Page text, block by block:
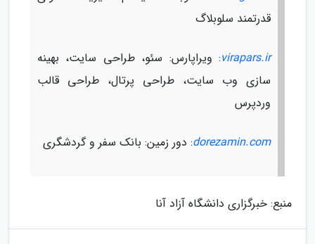
قدرتمند سلوبلاگ
virapars.ir: ویراپارس: سئو، طراحی سایت، بهینه
سازی وب سایت، طراحی پرتال، طراحی قالب
وردپرس
dorezamin.com: دور زمین: بانک سفر و گردشگری
منبع: خبرگزاری دانشگاه آزاد آنا